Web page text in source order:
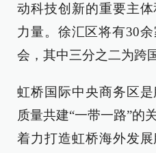
动科技创新的重要主
力量。徐汇区将有30
会，其中三分之二为跨
虹桥国际中央商务区
质量共建“一带一路”的
着力打造虹桥海外发